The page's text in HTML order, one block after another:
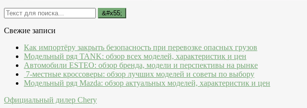
Свежие записи
Как импортёру закрыть безопасность при перевозке опасных грузов
Модельный ряд TANK: обзор всех моделей, характеристик и цен
Автомобили ESTEO: обзор бренда, модели и перспективы на рынке
7-местные кроссоверы: обзор лучших моделей и советы по выбору
Модельный ряд Mazda: обзор актуальных моделей, характеристик и цен
Официальный дилер Chery